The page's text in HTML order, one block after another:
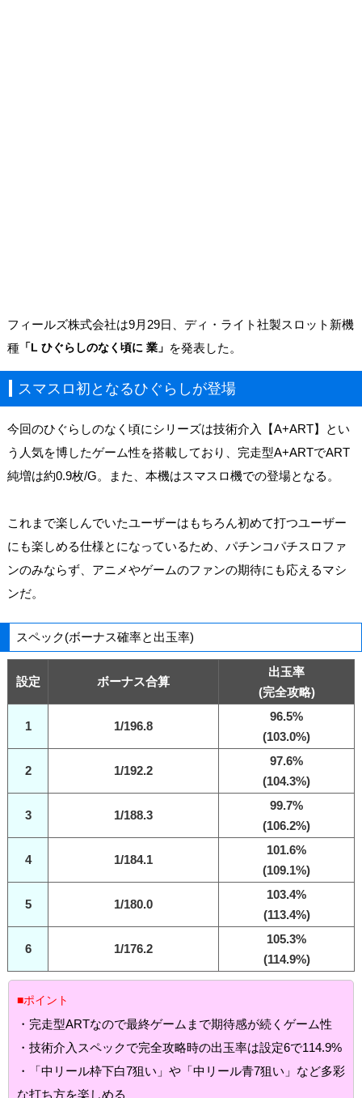
フィールズ株式会社は9月29日、ディ・ライト社製スロット新機
種「L ひぐらしのなく頃に 業」 を発表した。
スマスロ初となるひぐらしが登場
今回のひぐらしのなく頃にシリーズは技術介入【A+ART】とい
う人気を博したゲーム性を搭載しており、完走型A+ARTでART
純増は約0.9枚/G。また、本機はスマスロ機での登場となる。
これまで楽しんでいたユーザーはもちろん初めて打つユーザー
にも楽しめる仕様とになっているため、パチンコパチスロファ
ンのみならず、アニメやゲームのファンの期待にも応えるマシ
ンだ。
スペック(ボーナス確率と出玉率)
設定 ボーナス合算
出玉率
(完全攻略)
1 1/196.8
96.5%
(103.0%)
2 1/192.2
97.6%
(104.3%)
3 1/188.3
99.7%
(106.2%)
4 1/184.1
101.6%
(109.1%)
5 1/180.0
103.4%
(113.4%)
6 1/176.2
105.3%
(114.9%)
■ポイント
・完走型ARTなので最終ゲームまで期待感が続くゲーム性
・技術介入スペックで完全攻略時の出玉率は設定6で114.9%
・「中リール枠下白7狙い」や「中リール青7狙い」など多彩
な打ち方を楽しめる